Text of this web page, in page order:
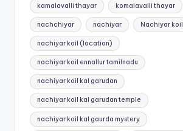
kamalavalli thayar komalavalli thayar
nachchiyar nachiyar Nachiyar koil
nachiyar koil (location)
nachiyar koil ennallur tamilnadu
nachiyar koil kal garudan
nachiyar koil kal garudan temple
nachiyar koil kal gaurda mystery